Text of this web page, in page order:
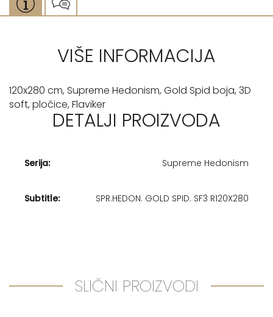
VIŠE INFORMACIJA
120x280 cm, Supreme Hedonism, Gold Spid boja, 3D
soft, pločice, Flaviker
DETALJI PROIZVODA
Serija: Supreme Hedonism
Subtitle: SPR.HEDON. GOLD SPID. SF3 R120X280
SLIČNI PROIZVODI